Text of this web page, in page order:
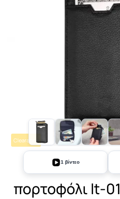
Clearance
1 βίντεο
πορτοφόλι lt-01